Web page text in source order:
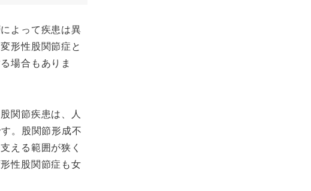
よって疾患は異
形性股関節症と
場合もありま
関節疾患は、人
。股関節形成不
える範囲が狭く
性股関節症も女